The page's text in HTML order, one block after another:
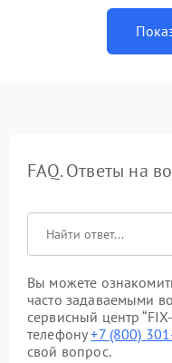
FAQ. Ответы на
Вы можете
часто задаваемыми
сервисный центр
телефону+7 (800)
свой вопрос.